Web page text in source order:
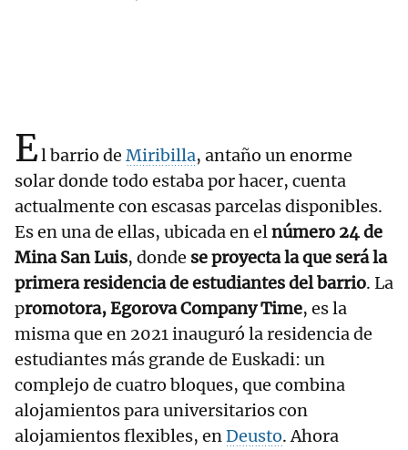
El barrio de Miribilla, antaño un enorme
solar donde todo estaba por hacer, cuenta
actualmente con escasas parcelas disponibles.
Es en una de ellas, ubicada en elnúmero 24 de
Mina San Luis, donde se proyecta la que será la
primera residencia de estudiantes del barrio. La
promotora, Egorova Company Time, es la
misma que en 2021 inauguró la residencia de
estudiantes más grande de Euskadi: un
complejo de cuatro bloques, que combina
alojamientos para universitarios con
alojamientos flexibles, enDeusto. Ahora